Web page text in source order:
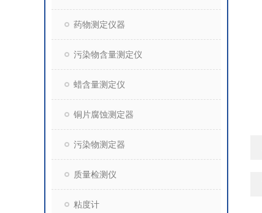
药物测定仪器
污染物含量测定仪
蜡含量测定仪
铜片腐蚀测定器
污染物测定器
质量检测仪
粘度计